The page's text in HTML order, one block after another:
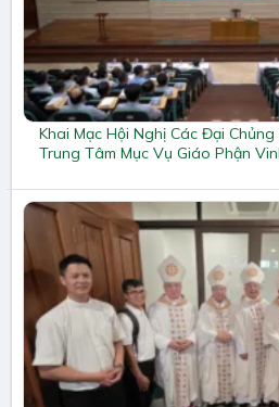
Khai Mạc Hội Nghị Các Đại
Trung Tâm Mục Vụ Giáo Phận